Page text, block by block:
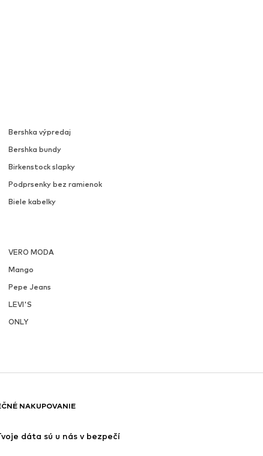
Bershka výpredaj
Bershka bundy
Birkenstock slapky
Podprsenky bez ramienok
Biele kabelky
VERO MODA
Mango
Pepe Jeans
LEVI'S
ONLY
NAKUPOVANIE
dáta sú u nás v bezpečí